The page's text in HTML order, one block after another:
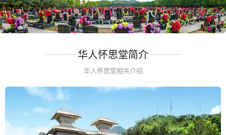
华人怀思堂简介
华人怀思堂相关介绍